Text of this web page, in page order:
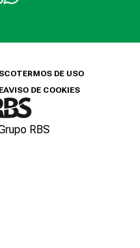
TERMOS DE USO
AVISO DE COOKIES
RBS